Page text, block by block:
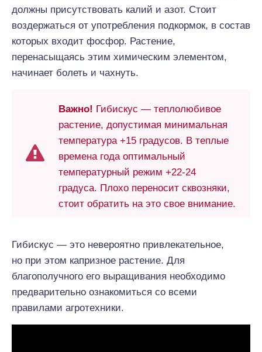
должны присутствовать калий и азот. Стоит
воздержаться от употребления подкормок, в состав
которых входит фосфор. Растение,
перенасыщаясь этим химическим элементом,
начинает болеть и чахнуть.
Важно! Гибискус — теплолюбивое
растение, допустимая минимальная
температура +15 градусов. В теплые
времена года оптимальный
температурный режим +22-24
градуса. Плохо переносит сквозняки,
стоит обратить на это свое внимание.
Гибискус — это невероятно привлекательное,
но при этом капризное растение. Для
благополучного его выращивания необходимо
предварительно ознакомиться со всеми
правилами агротехники.